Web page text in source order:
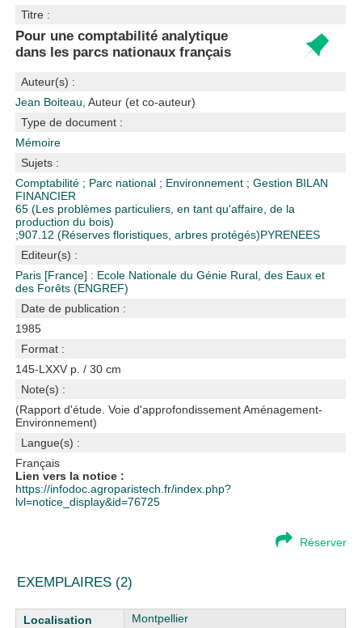
Titre :
Pour une comptabilité analytique
dans les parcs nationaux français
Auteur(s) :
Jean Boiteau , Auteur (et co-auteur)
Type de document :
Mémoire
Sujets :
Comptabilité ; Parc national ; Environnement ;Gestion BILAN
FINANCIER
65 (Les problèmes particuliers, en tant qu'affaire, de la
production du bois)
;907.12 (Réserves floristiques, arbres protégés)PYRENEES
Editeur(s) :
Paris [France] : Ecole Nationale du Génie Rural, des Eaux et
des Forêts (ENGREF)
Date de publication :
1985
Format :
145-LXXV p. / 30 cm
Note(s) :
(Rapport d'étude. Voie d'approfondissement Aménagement-
Environnement)
Langue(s) :
Français
Lien vers la notice :
https://infodoc.agroparistech.fr/index.php?
lvl=notice_display&id=76725
Réserver
EXEMPLAIRES (2)
Liste des exemplaires
Montpellier